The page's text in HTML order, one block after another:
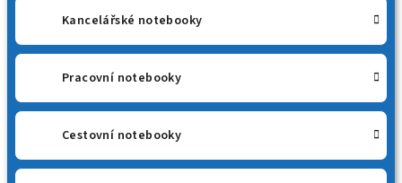
Kancelářské notebooky
Pracovní notebooky
Cestovní notebooky